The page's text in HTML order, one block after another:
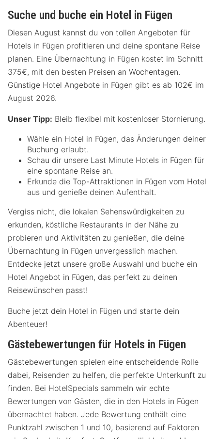
Suche und buche ein Hotel in Fügen
Diesen August kannst du von tollen Angeboten für
Hotels in Fügen profitieren und deine spontane Reise
planen. Eine Übernachtung in Fügen kostet im Schnitt
375€, mit den besten Preisen an Wochentagen.
Günstige Hotel Angebote in Fügen gibt es ab 102€ im
August 2026.
Unser Tipp: Bleib flexibel mit kostenloser Stornierung.
Wähle ein Hotel in Fügen, das Änderungen deiner
Buchung erlaubt.
Schau dir unsere Last Minute Hotels in Fügen für
eine spontane Reise an.
Erkunde die Top-Attraktionen in Fügen vom Hotel
aus und genieße deinen Aufenthalt.
Vergiss nicht, die lokalen Sehenswürdigkeiten zu
erkunden, köstliche Restaurants in der Nähe zu
probieren und Aktivitäten zu genießen, die deine
Übernachtung in Fügen unvergesslich machen.
Entdecke jetzt unsere große Auswahl und buche ein
Hotel Angebot in Fügen, das perfekt zu deinen
Reisewünschen passt!
Buche jetzt dein Hotel in Fügen und starte dein
Abenteuer!
Gästebewertungen für Hotels in Fügen
Gästebewertungen spielen eine entscheidende Rolle
dabei, Reisenden zu helfen, die perfekte Unterkunft zu
finden. Bei HotelSpecials sammeln wir echte
Bewertungen von Gästen, die in den Hotels in Fügen
übernachtet haben. Jede Bewertung enthält eine
Punktzahl zwischen 1 und 10, basierend auf Faktoren